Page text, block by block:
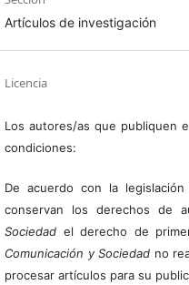
Artículos de investigación
Licencia
Los autores/as que publiquen
condiciones:
De acuerdo con la
conservan los derechos de
Sociedadel derecho de
Comunicación y Sociedad no
procesar artículos para su